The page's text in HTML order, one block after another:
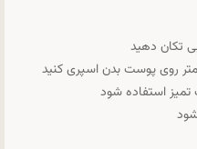
تکان دهید
تمیز استفاده شود